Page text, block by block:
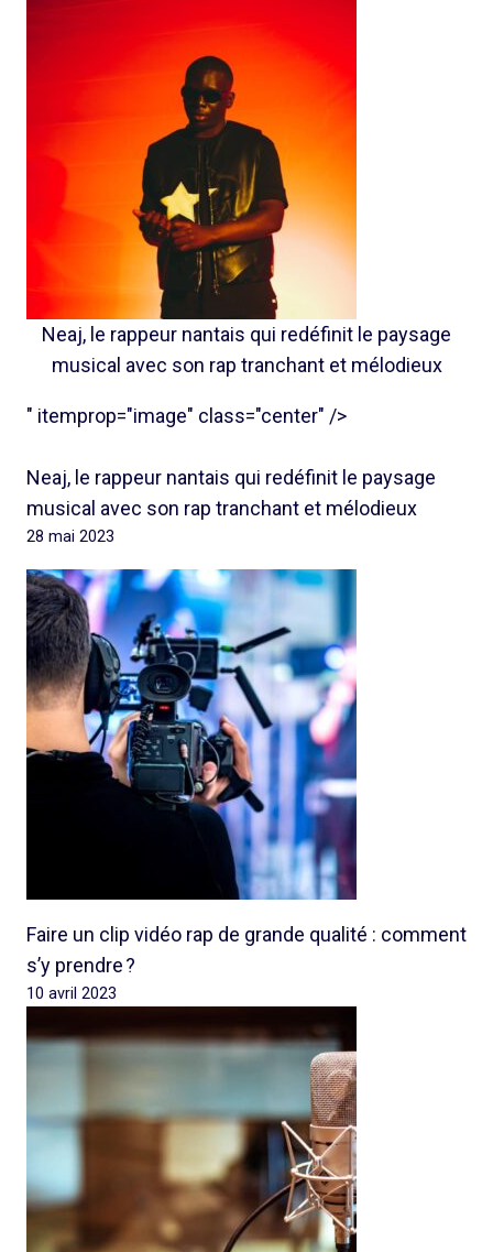
Neaj, le rappeur nantais qui redéfinit le paysage
musical avec son rap tranchant et mélodieux
" itemprop="image" class="center" />
Neaj, le rappeur nantais qui redéfinit le paysage
musical avec son rap tranchant et mélodieux
28 mai 2023
Faire un clip vidéo rap de grande qualité : comment
s’y prendre ?
10 avril 2023